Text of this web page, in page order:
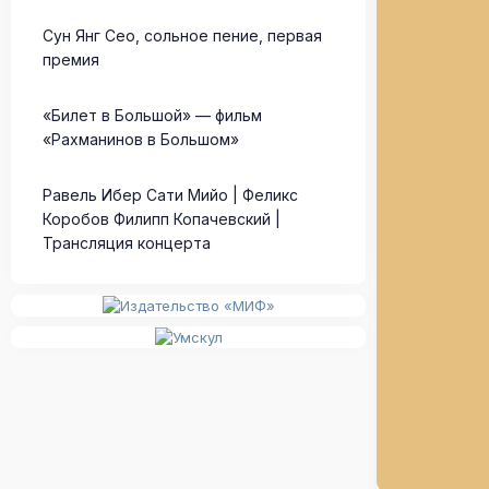
Сун Янг Сео, сольное пение, первая
премия
«Билет в Большой» — фильм
«Рахманинов в Большом»
Равель Ибер Сати Мийо | Феликс
Коробов Филипп Копачевский |
Трансляция концерта